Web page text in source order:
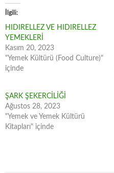
İlgili
HIDIRELLEZ VE HIDIRELLEZ
YEMEKLERİ
Kasım 20, 2023
"Yemek Kültürü (Food Culture)"
içinde
ŞARK ŞEKERCİLİĞİ
Ağustos 28, 2023
"Yemek ve Yemek Kültürü
Kitapları" içinde